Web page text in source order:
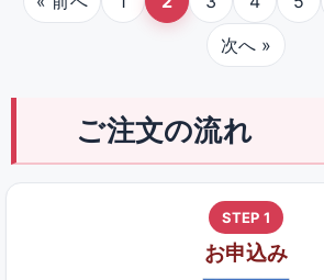
次へ »
ご注文の流れ
STEP 1
お申込み